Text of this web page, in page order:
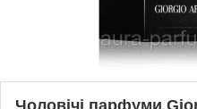
Чоловічі парфуми